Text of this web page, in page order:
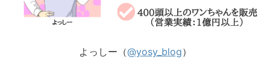
よっしー（@yosy_blog）